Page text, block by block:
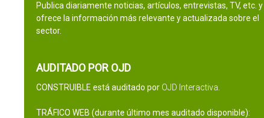
Publica diariamente noticias, artículos, entrevistas, TV, etc. y
ofrece la información más relevante y actualizada sobre el
sector.
AUDITADO POR OJD
CONSTRUIBLE está auditado por OJD Interactiva
TRÁFICO WEB (durante último mes auditado disponible):